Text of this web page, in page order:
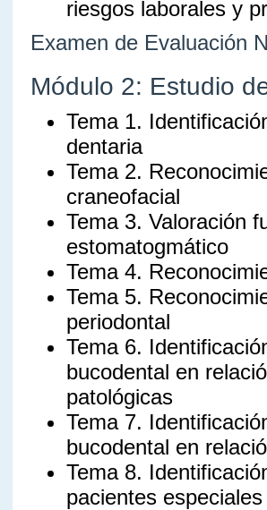
riesgos laborales y
Examen de Evaluación
Módulo 2: Estudio
Tema 1.
dentaria
Tema 2.
craneofacial
Tema 3. Valoración
estomatogmático
Tema 4.
Tema 5.
periodontal
Tema 6.
bucodental en
patológicas
Tema 7.
bucodental en
Tema 8.
pacientes especiales